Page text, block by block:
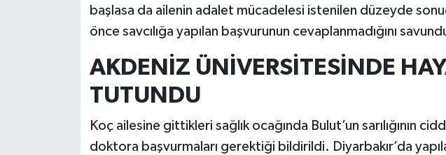
başlasa da ailenin adalet mücadelesi istenilen düzeyde
önce savcılığa yapılan başvurunun cevaplanmadığını
AKDENİZ ÜNİVERSİTESİNDE
TUTUNDU
Koç ailesine gittikleri sağlık ocağında Bulut’un sarılığının
doktora başvurmaları gerektiği bildirildi. Diyarbakır’da